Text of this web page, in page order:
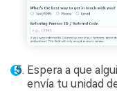
Espera a que
envía tu unidad